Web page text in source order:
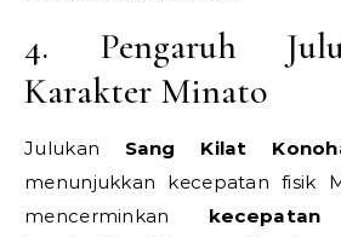
4. Pengaruh
Karakter Minato
Julukan Sang Kilat
menunjukkan kecepatan fisik
mencerminkan